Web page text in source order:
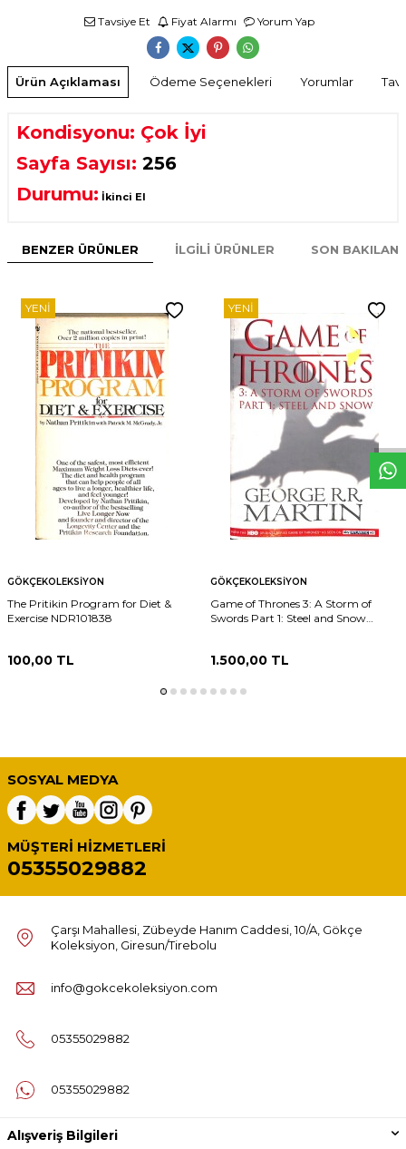
Tavsiye Et Fiyat Alarmı Yorum Yap
Ürün Açıklaması Ödeme Seçenekleri Yorumlar
Kondisyonu: Çok İyi
Sayfa Sayısı: 256
Durumu: İkinci El
BENZER ÜRÜNLER İLGILI ÜRÜNLER SON
YENI
GÖKÇEKOLEKSIYON
The Pritikin Program for Diet &
Exercise NDR101838
100,00 TL
YENI
GÖKÇEKOLEKSIYON
Game of Thrones 3: A Storm of
Swords Part 1: Steel and Snow
1.500,00TL
SOSYAL MEDYA
MÜŞTERI HIZMETLERI
05355029882
Çarşı Mahallesi, Zübeyde Hanım Caddesi, 10/A, Gökçe
Koleksiyon, Giresun/Tirebolu
info@gokcekoleksiyon.com
05355029882
05355029882
Alışveriş Bilgileri